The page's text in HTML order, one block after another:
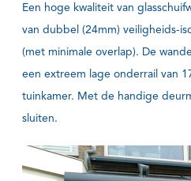
Een hoge kwaliteit van
van dubbel (24mm) veiligheids-
(met minimale overlap). De
een extreem lage onderrail van
tuinkamer. Met de handige
sluiten.